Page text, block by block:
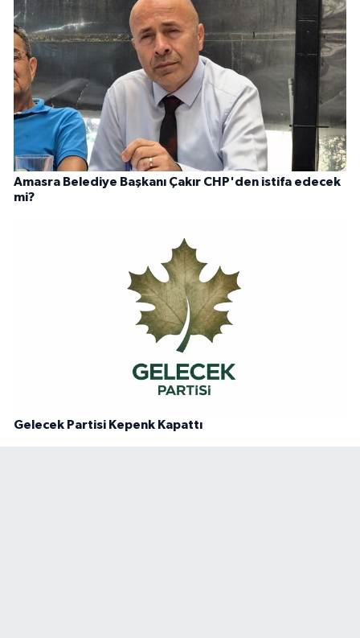
Amasra Belediye Başkanı Çakır CHP'den istifa edecek
mi?
Gelecek Partisi Kepenk Kapattı